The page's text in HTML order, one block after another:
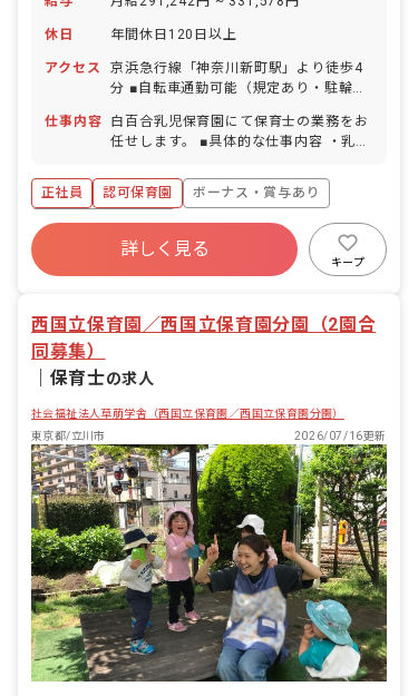
休日 年間休日120日以上
アクセス
京浜急行線「神奈川新町駅」より徒歩4
分 ■自転車通勤可能（規定あり・駐輪場
可
仕事内容
白百合乳児保育園にて保育士の業務をお
任せします。 ■具体的な仕事内容 ・乳幼
正社員
認可保育園
ボーナス・賞与あり
年間休日120日以上
寮・住宅・家賃補助あり
社会保険完備
残業少なめ
詳しく見る
キープ
西国立保育園／西国立保育園分園（2園合
同募集）
保育士の求人
社会福祉法人草萠学舎（西国立保育園／西国立保育園分園）
東京都/立川市
2026/07/16更新